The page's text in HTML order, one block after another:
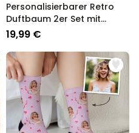
Personalisierbarer Retro
Duftbaum 2er Set mit
Gesicht und Text
19,99 €